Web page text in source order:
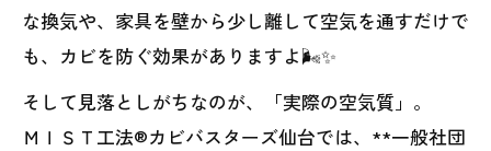
な換気や、家具を壁から少し離して空気を通すだけで
も、カビを防ぐ効果がありますよ🌬️✨
そして見落としがちなのが、「実際の空気質」。
ＭＩＳＴ工法®カビバスターズ仙台では、**一般社団